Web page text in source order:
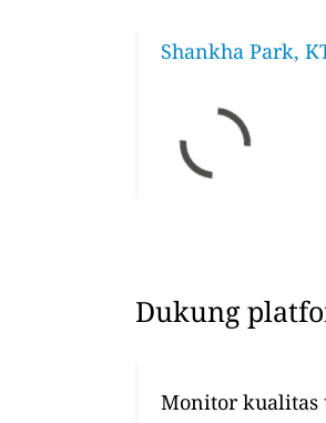
Shankha Park,
Dukung
Monitor kualitas